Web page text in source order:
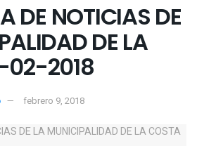
DE NOTICIAS DE
DE LA
02-2018
febrero 9, 2018